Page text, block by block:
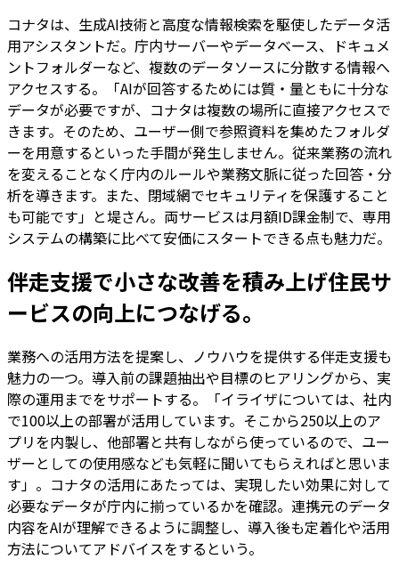
コナタは、生成AI技術と高度な情報検索を駆使したデータ活
用アシスタントだ。庁内サーバーやデータベース、ドキュメ
ントフォルダーなど、複数のデータソースに分散する情報へ
アクセスする。「AIが回答するためには質・量ともに十分な
データが必要ですが、コナタは複数の場所に直接アクセスで
きます。そのため、ユーザー側で参照資料を集めたフォルダ
ーを用意するといった手間が発生しません。従来業務の流れ
を変えることなく庁内のルールや業務文脈に従った回答・分
析を導きます。また、閉域網でセキュリティを保護すること
も可能です」と堤さん。両サービスは月額ID課金制で、専用
システムの構築に比べて安価にスタートできる点も魅力だ。
伴走支援で小さな改善を積み上げ住民サ
ービスの向上につなげる。
業務への活用方法を提案し、ノウハウを提供する伴走支援も
魅力の一つ。導入前の課題抽出や目標のヒアリングから、実
際の運用までをサポートする。「イライザについては、社内
で100以上の部署が活用しています。そこから250以上のア
プリを内製し、他部署と共有しながら使っているので、ユー
ザーとしての使用感なども気軽に聞いてもらえればと思いま
す」。コナタの活用にあたっては、実現したい効果に対して
必要なデータが庁内に揃っているかを確認。連携元のデータ
内容をAIが理解できるように調整し、導入後も定着化や活用
方法についてアドバイスをするという。